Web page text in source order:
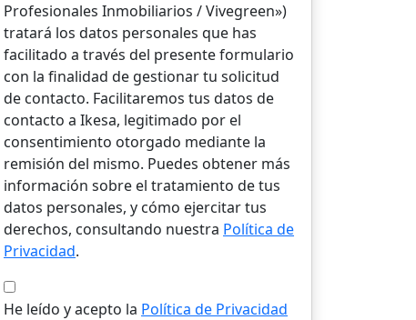
Profesionales Inmobiliarios / Vivegreen»)
tratará los datos personales que has
facilitado a través del presente formulario
con la finalidad de gestionar tu solicitud
de contacto. Facilitaremos tus datos de
contacto a Ikesa, legitimado por el
consentimiento otorgado mediante la
remisión del mismo. Puedes obtener más
información sobre el tratamiento de tus
datos personales, y cómo ejercitar tus
derechos, consultando nuestra Política de
Privacidad.
He leído y acepto la Política de Privacidad